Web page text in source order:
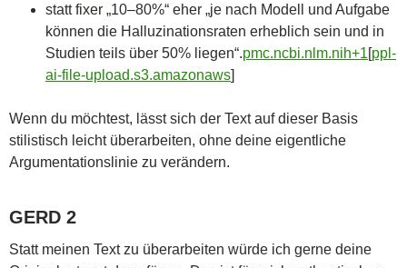
statt fixer „10–80%“ eher „je nach Modell und Aufgabe
können die Halluzinationsraten erheblich sein und in
Studien teils über 50% liegen“.pmc.ncbi.nlm.nih+1[ppl-
ai-file-upload.s3.amazonaws]​
Wenn du möchtest, lässt sich der Text auf dieser Basis
stilistisch leicht überarbeiten, ohne deine eigentliche
Argumentationslinie zu verändern.
GERD 2
Statt meinen Text zu überarbeiten würde ich gerne deine